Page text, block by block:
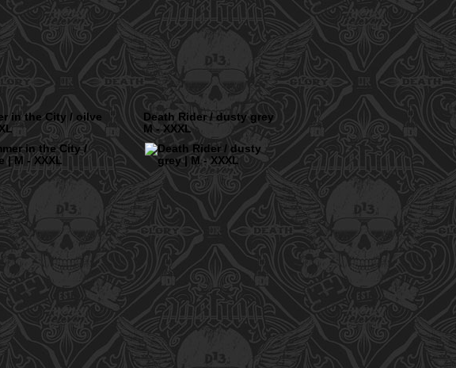
in the City / oilve
Death Rider / dusty grey
M - XXXL
KONTO
WARENKORB
VERSANDKOSTEN
ZAHLUNGSARTEN
WIDERRUFSRECHT
HÄNDLERANFRAGEN
IMPRESSUM
DATENSCHUTZ
KONTAKT
AGB